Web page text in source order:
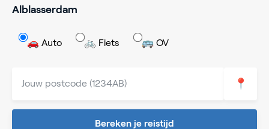
Alblasserdam
🚗 Auto 🚲 Fiets 🚌 OV
📍
Bereken je reistijd